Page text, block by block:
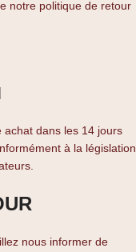
notre politique de retour
achat dans les 14 jours
à la législation
nous informer de